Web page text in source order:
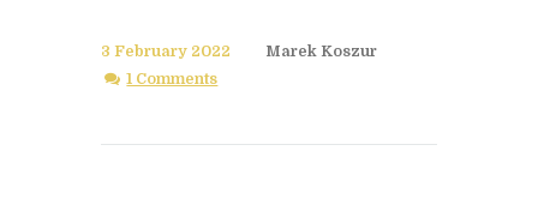
3 February 2022
Marek Koszur
1 Comments